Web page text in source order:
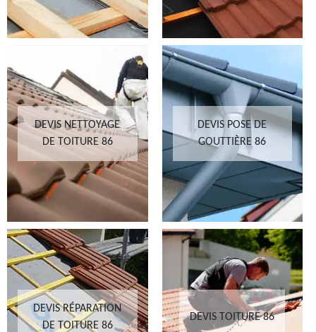
DEVIS NETTOYAGE
DE TOITURE 86
DEVIS POSE DE
GOUTTIÈRE 86
DEVIS RÉPARATION
DE TOITURE 86
DEVIS TOITURE 86